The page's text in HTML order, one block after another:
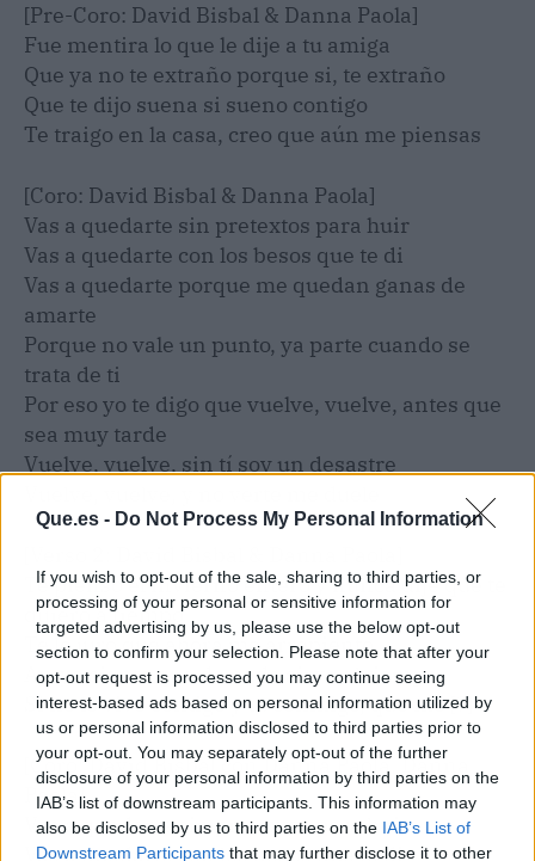
Que.es - Do Not Process My Personal Information
If you wish to opt-out of the sale, sharing to third parties, or
processing of your personal or sensitive information for
targeted advertising by us, please use the below opt-out
section to confirm your selection. Please note that after your
opt-out request is processed you may continue seeing
interest-based ads based on personal information utilized by
us or personal information disclosed to third parties prior to
your opt-out. You may separately opt-out of the further
disclosure of your personal information by third parties on the
IAB’s list of downstream participants. This information may
also be disclosed by us to third parties on the IAB’s List of
Downstream Participants that may further disclose it to other
[Pre-Coro: David Bisbal & Danna Paola]
Fue mentira lo que le dije a tu amiga
Que ya no te extraño porque si, te extraño
Que te dijo suena si sueno contigo
Te traigo en la casa, creo que aún mе piensas
[Coro: David Bisbal & Danna Paola]
Vas a quedarte sin prеtextos para huir
Vas a quedarte con los besos que te di
Vas a quedarte porque me quedan ganas de
amarte
Porque no vale un punto, ya parte cuando se
trata de ti
Por eso yo te digo que vuelve, vuelve, antes que
sea muy tarde
Vuelve, vuelve, sin tí soy un desastre
Te pienso el invierno entero y nunca dije que te
quiero a tiempo
Te lo juro que ahora me arrepiento
Ay, yo siento que de nada sirve el tiempo
Si no lo vivo contigo y tu conmigo, que me [?]
[Coro: David Bisbal con Danna Paola, Danna
Paola]
Vas a quedarte sin pretextos para huir
Vas a quedarte con los besos que te di